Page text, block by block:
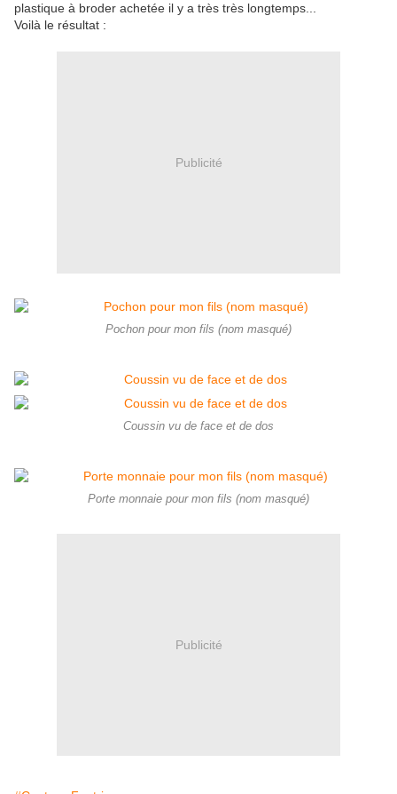
plastique à broder achetée il y a très très longtemps...
Voilà le résultat :
Publicité
Pochon pour mon fils (nom masqué)
Coussin vu de face et de dos
Porte monnaie pour mon fils (nom masqué)
Publicité